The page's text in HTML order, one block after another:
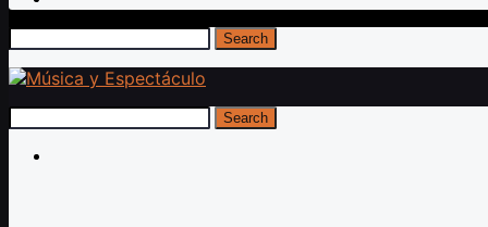
Search
Search